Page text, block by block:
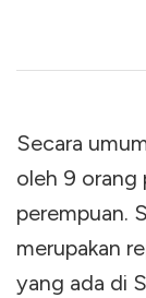
Secara
oleh 9 orang
perempuan.
merupakan
yang ada di